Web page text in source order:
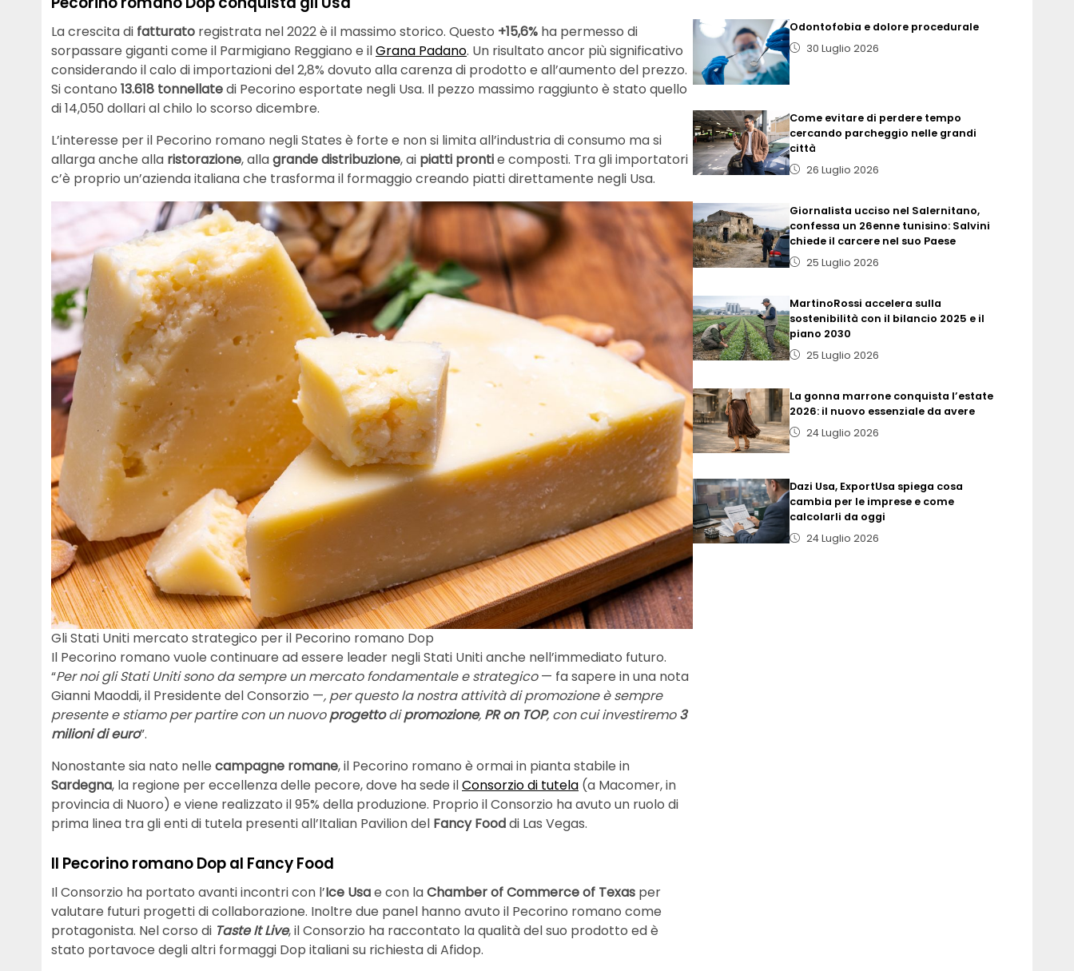
La crescita di fatturato registrata nel 2022 è il massimo storico. Questo +15,6% ha permesso di
sorpassare giganti come il Parmigiano Reggiano e ilGrana Padano. Un risultato ancor più significativo
considerando il calo di importazioni del 2,8% dovuto alla carenza di prodotto e all’aumento del prezzo.
Si contano 13.618 tonnellatedi Pecorino esportate negli Usa. Il pezzo massimo raggiunto è stato quello
di 14,050 dollari al chilo lo scorso dicembre.
L’interesse per il Pecorino romano negli States è forte e non si limita all’industria di consumo ma si
allarga anche alla ristorazione, allagrande distribuzione, ai piatti prontie composti. Tra gli importatori
c’è proprio un’azienda italiana che trasforma il formaggio creando piatti direttamente negli Usa.
Gli Stati Uniti mercato strategico per il Pecorino romano Dop
Il Pecorino romano vuole continuare ad essere leader negli Stati Uniti anche nell’immediato futuro.
“Per noi gli Stati Uniti sono da sempre un mercato fondamentale e strategico— fa sapere in una nota
Gianni Maoddi, il Presidente del Consorzio —, per questo la nostra attività di promozione è sempre
presente e stiamo per partire con un nuovoprogettodipromozione, PR on TOP, con cui investiremo3
milioni di euro”.
Nonostante sia nato nelle campagne romane, il Pecorino romano è ormai in pianta stabile in
Sardegna, la regione per eccellenza delle pecore, dove ha sede ilConsorzio di tutela (a Macomer, in
provincia di Nuoro) e viene realizzato il 95% della produzione. Proprio il Consorzio ha avuto un ruolo di
prima linea tra gli enti di tutela presenti all’Italian Pavilion del Fancy Fooddi Las Vegas.
Il Pecorino romano Dop al Fancy Food
Il Consorzio ha portato avanti incontri con l’Ice Usae con laChamber of Commerce of Texas per
valutare futuri progetti di collaborazione. Inoltre due panel hanno avuto il Pecorino romano come
protagonista. Nel corso di Taste It Live, il Consorzio ha raccontato la qualità del suo prodotto ed è
stato portavoce degli altri formaggi Dop italiani su richiesta di Afidop.
Odontofobia e dolore procedurale
30 Luglio 2026
Come evitare di perdere tempo
cercando parcheggio nelle grandi
città
26 Luglio 2026
Giornalista ucciso nel Salernitano,
confessa un 26enne tunisino: Salvini
chiede il carcere nel suo Paese
25 Luglio 2026
MartinoRossi accelera sulla
sostenibilità con il bilancio 2025 e il
piano 2030
25 Luglio 2026
La gonna marrone conquista l’estate
2026: il nuovo essenziale da avere
24 Luglio 2026
Dazi Usa, ExportUsa spiega cosa
cambia per le imprese e come
calcolarli da oggi
24 Luglio 2026